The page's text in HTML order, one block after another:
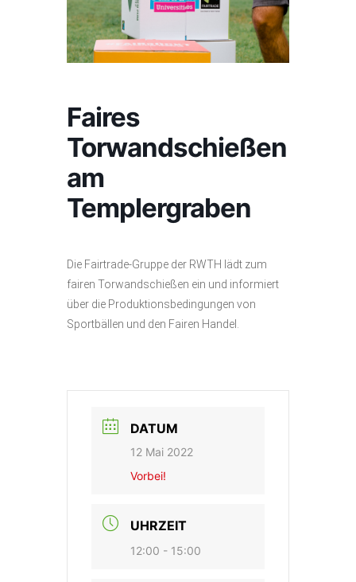
Faires
Torwandschießen
am
Templergraben
Die Fairtrade-Gruppe der RWTH lädt zum
fairen Torwandschießen ein und informiert
über die Produktionsbedingungen von
Sportbällen und den Fairen Handel.
DATUM
12 Mai 2022
Vorbei!
UHRZEIT
12:00 - 15:00